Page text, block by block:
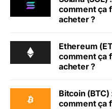
comment ça
acheter ?
Ethereum
comment ça
acheter ?
Bitcoin (BTC)
comment ça